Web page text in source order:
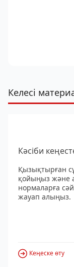
Келесі
Кәсіби
Қызықтырған
қойыңыз және
нормаларға
жауап алыңыз.
Кеңеске өту